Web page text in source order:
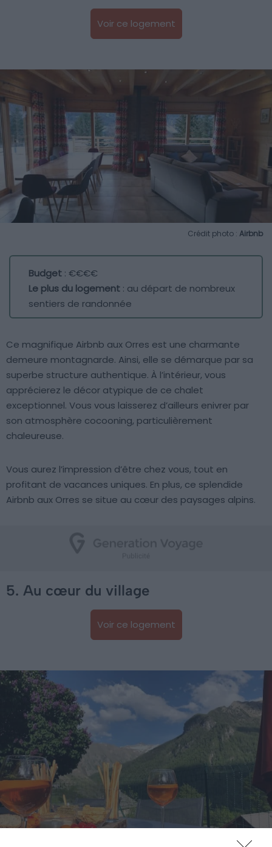
Voir ce logement
Crédit photo : Airbnb
Budget : €€€€
Le plus du logement : au départ de nombreux
sentiers de randonnée
Ce magnifique Airbnb aux Orres est une charmante
demeure montagnarde. Ainsi, elle se démarque par sa
superbe structure authentique. À l’intérieur, vous
apprécierez le décor atypique de ce chalet
exceptionnel. Vous vous laisserez d’ailleurs enivrer par
son atmosphère cocooning, particulièrement
chaleureuse.
Vous aurez l’impression d’être chez vous, tout en
profitant de vacances uniques. En plus, ce splendide
Airbnb aux Orres se situe au cœur des paysages alpins.
5. Au cœur du village
Voir ce logement